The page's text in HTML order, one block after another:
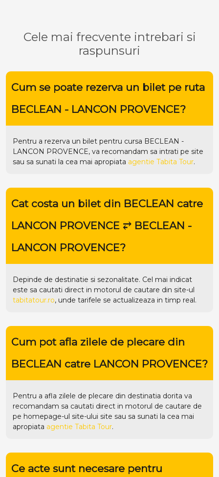
Cele mai frecvente intrebari si
raspunsuri
Cum se poate rezerva un bilet pe ruta
BECLEAN - LANCON PROVENCE?
Pentru a rezerva un bilet pentru cursa BECLEAN -
LANCON PROVENCE, va recomandam sa intrati pe site
sau sa sunati la cea mai apropiata agentie Tabita Tour.
Cat costa un bilet din BECLEAN catre
LANCON PROVENCE ⥂ BECLEAN -
LANCON PROVENCE?
Depinde de destinatie si sezonalitate. Cel mai indicat
este sa cautati direct in motorul de cautare din site-ul
tabitatour.ro, unde tarifele se actualizeaza in timp real.
Cum pot afla zilele de plecare din
BECLEAN catre LANCON PROVENCE?
Pentru a afla zilele de plecare din destinatia dorita va
recomandam sa cautati direct in motorul de cautare de
pe homepage-ul site-ului site sau sa sunati la cea mai
apropiata agentie Tabita Tour.
Ce acte sunt necesare pentru